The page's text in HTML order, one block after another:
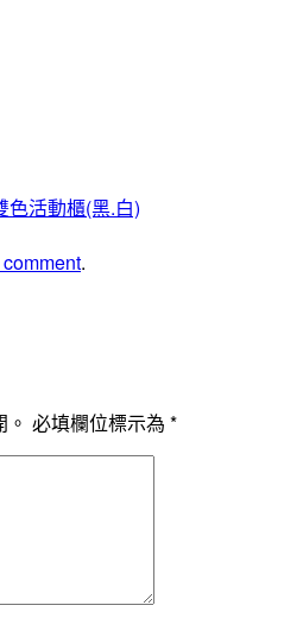
色活動櫃(黑.白)
.
必填欄位標示為 *